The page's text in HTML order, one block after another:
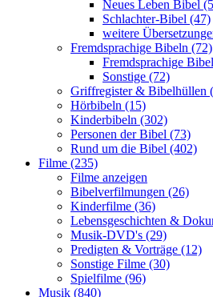
Neues Leben Bibel
Schlachter-Bibel (47)
weitere
Fremdsprachige Bibeln (72)
Fremdsprachige
Sonstige (72)
Griffregister & Bibelhüllen
Hörbibeln (15)
Kinderbibeln (302)
Personen der Bibel (73)
Rund um die Bibel (402)
Filme (235)
Filme anzeigen
Bibelverfilmungen (26)
Kinderfilme (36)
Lebensgeschichten &
Musik-DVD's (29)
Predigten & Vorträge (12)
Sonstige Filme (30)
Spielfilme (96)
Musik (840)